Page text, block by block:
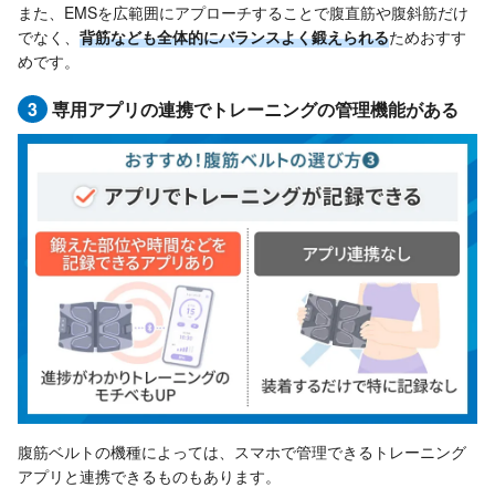
また、EMSを広範囲にアプローチすることで腹直筋や腹斜筋だけ
でなく、 背筋なども全体的にバランスよく鍛えられるためおすす
めです。
3 専用アプリの連携でトレーニングの管理機能がある
腹筋ベルトの機種によっては、スマホで管理できるトレーニング
アプリと連携できるものもあります。